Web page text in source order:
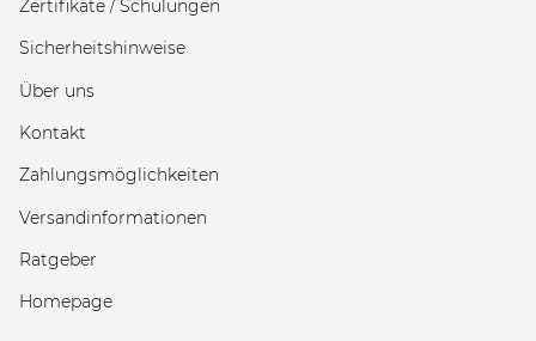
Zertifikate / Schulungen
Sicherheitshinweise
Über uns
Kontakt
Zahlungsmöglichkeiten
Versandinformationen
Ratgeber
Homepage